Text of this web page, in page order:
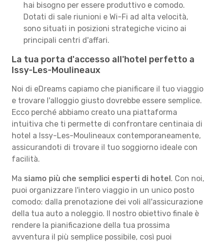
hai bisogno per essere produttivo e comodo.
Dotati di sale riunioni e Wi-Fi ad alta velocità,
sono situati in posizioni strategiche vicino ai
principali centri d'affari.
La tua porta d'accesso all'hotel perfetto a
Issy-Les-Moulineaux
Noi di eDreams capiamo che pianificare il tuo viaggio
e trovare l'alloggio giusto dovrebbe essere semplice.
Ecco perché abbiamo creato una piattaforma
intuitiva che ti permette di confrontare centinaia di
hotel a Issy-Les-Moulineaux contemporaneamente,
assicurandoti di trovare il tuo soggiorno ideale con
facilità.
Ma siamo più che semplici esperti di hotel. Con noi,
puoi organizzare l'intero viaggio in un unico posto
comodo: dalla prenotazione dei voli all'assicurazione
della tua auto a noleggio. Il nostro obiettivo finale è
rendere la pianificazione della tua prossima
avventura il più semplice possibile, così puoi